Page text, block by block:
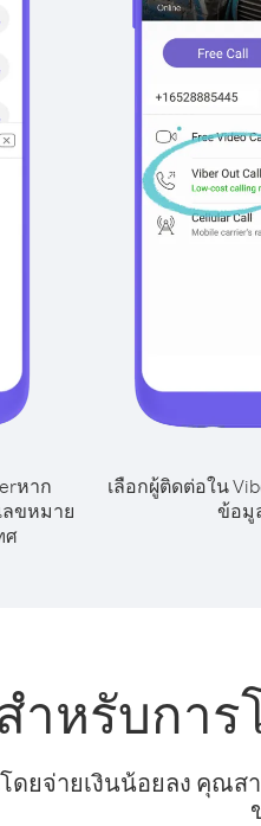
หาก
ลขหมาย
ศ
เลือกผู้ติดต่อใน
ข้อมู
ำหรับกา
ยจ่ายเงินน้อยลง คุณส